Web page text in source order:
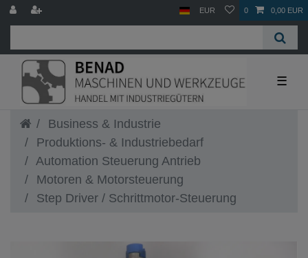
EUR 0 0,00 EUR
☰
Business & Industrie
Produktions- & Industriebedarf
Automation Steuerung Antrieb
Motoren & Motorsteuerung
Step Driver / Schrittmotor-Steuerung